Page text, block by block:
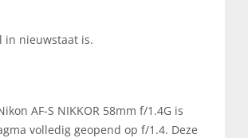
in nieuwstaat is.
AF-S NIKKOR 58mm f/1.4G is
volledig geopend op f/1.4. Deze